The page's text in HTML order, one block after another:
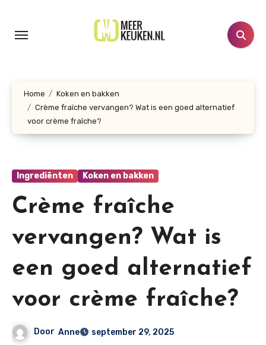
inhoud
Home
Koken en bakken
Crème fraîche vervangen? Wat is een goed alternatief
voor crème fraîche?
Ingrediënten Koken en bakken
Crème fraîche
vervangen? Wat is
een goed alternatief
voor crème fraîche?
Door Anne september 29, 2025